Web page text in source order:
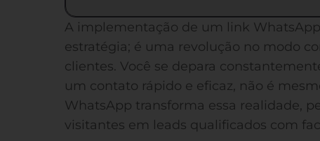
A implementação de um link
estratégia; é uma revolução no modo
clientes. Você se depara
um contato rápido e eficaz, não é
WhatsApp transforma essa realidade,
visitantes em leads qualificados com